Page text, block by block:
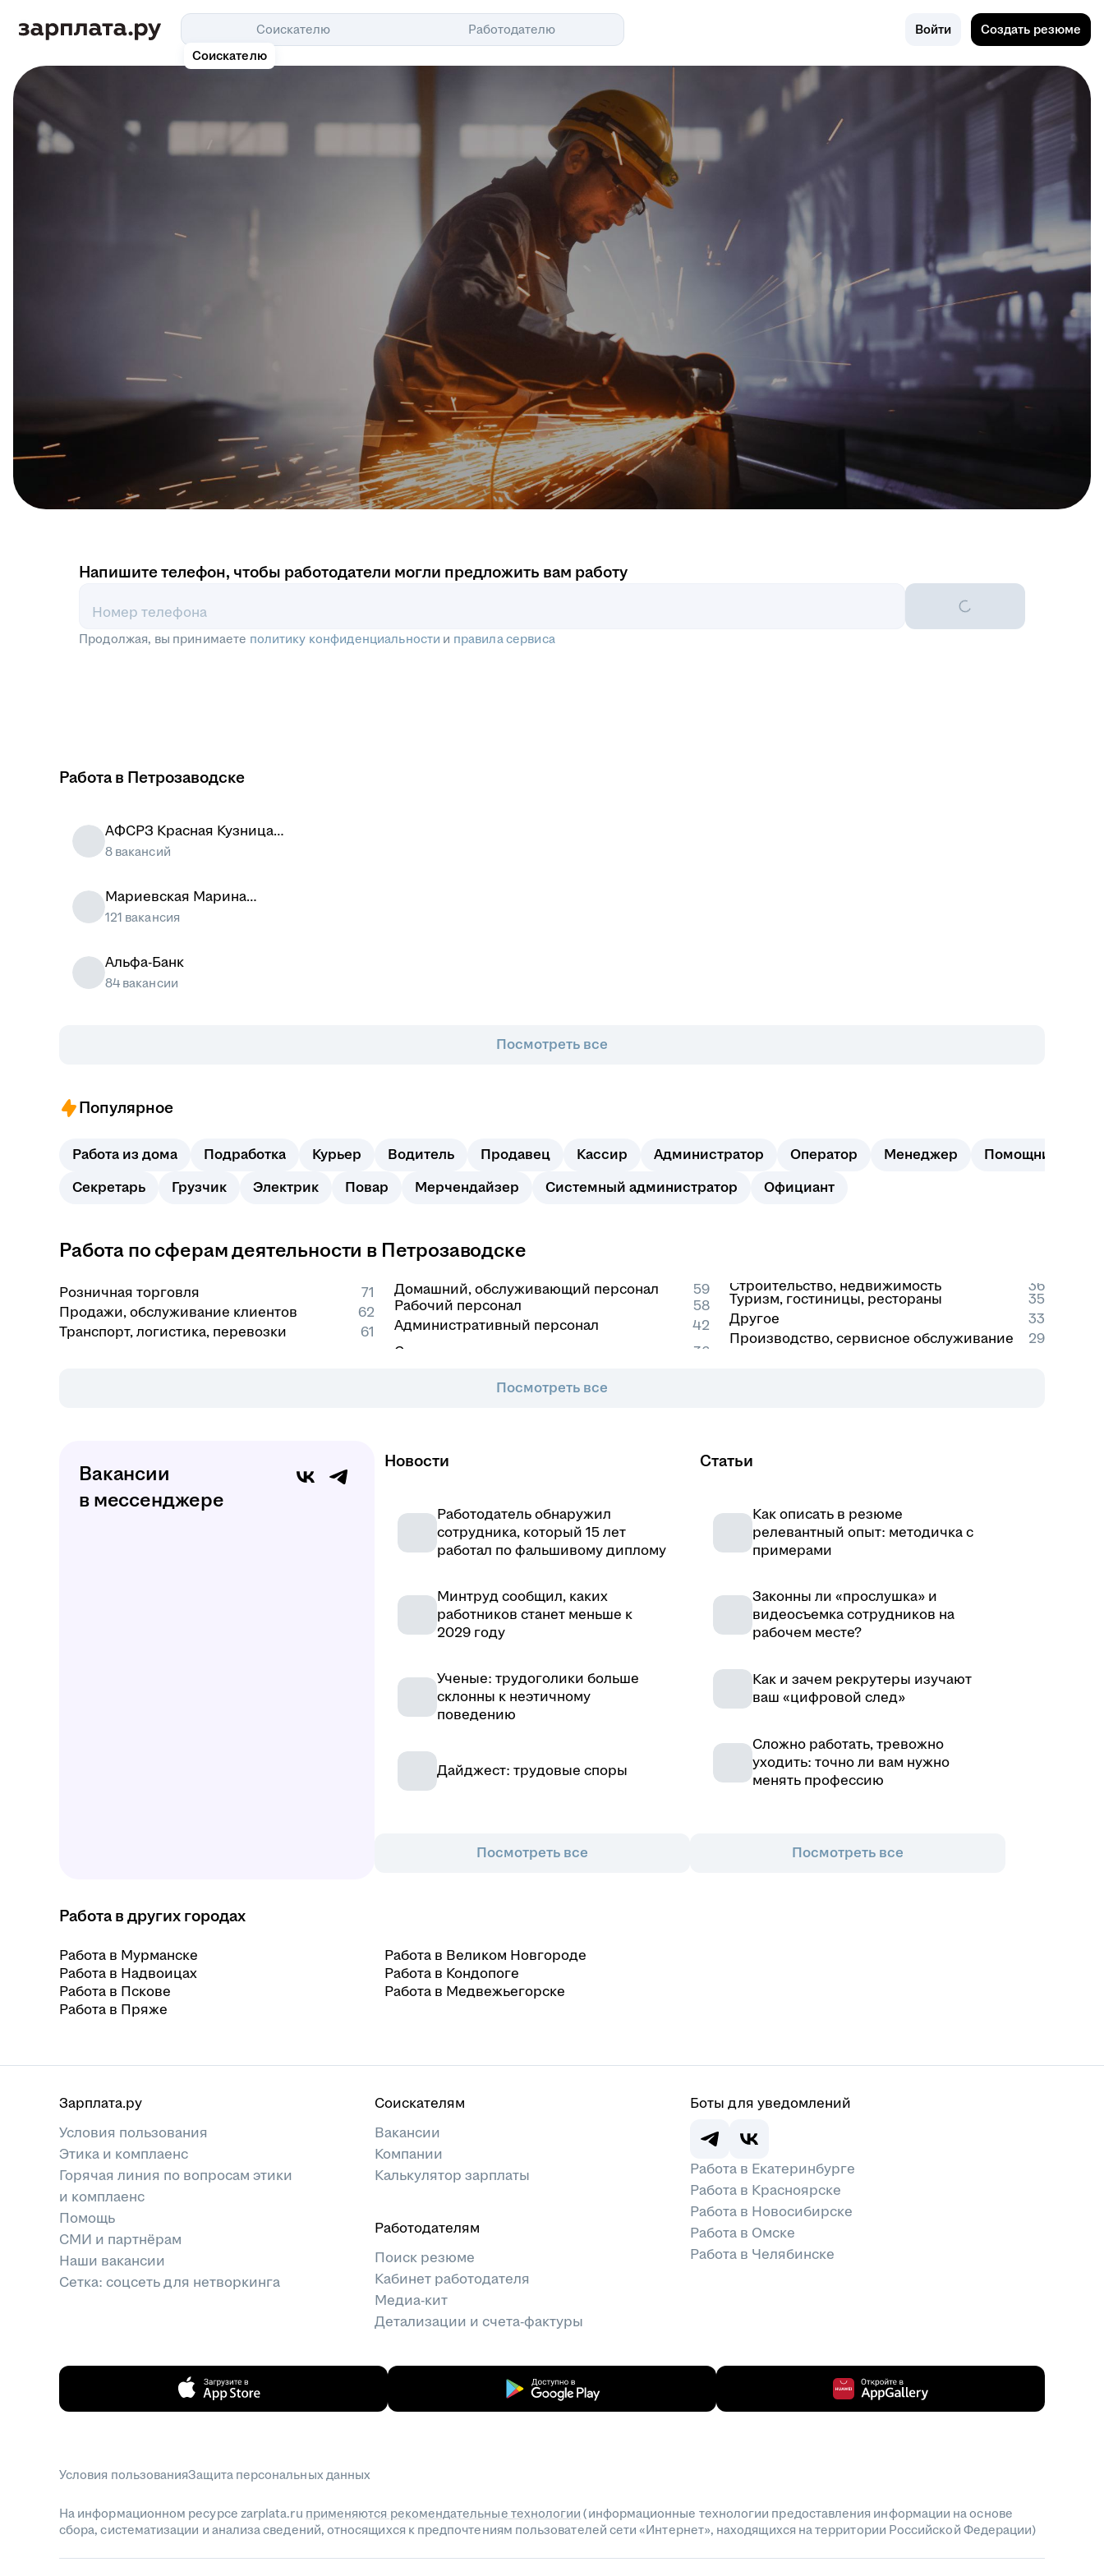
Соискателю
Соискателю
Работодателю Войти Создать резюме
Напишите телефон, чтобы работодатели могли предложить вам работу
Номер телефона
Продолжая, вы принимаете политику конфиденциальности и правила сервиса
Работа в Петрозаводске
АФСРЗ Красная Кузница
АО ЦС Звездочка
8 вакансий
Мариевская Марина
Олеговна
121 вакансия
Альфа-Банк
84 вакансии
Посмотреть все
Популярное
Работа из дома Подработка Курьер Водитель Продавец Кассир Администратор Оператор Менеджер Помощник
Секретарь Грузчик Электрик Повар Мерчендайзер Системный администратор Официант
Работа по сферам деятельности в Петрозаводске
Розничная торговля
71
Продажи, обслуживание клиентов
62
Транспорт, логистика, перевозки
61
Домашний, обслуживающий персонал
59
Рабочий персонал
58
Административный персонал
42
Строительство, недвижимость
36
Туризм, гостиницы, рестораны
35
Другое
33
Производство, сервисное обслуживание
29
Посмотреть все
Вакансии
в мессенджере
Новости
Работодатель обнаружил
сотрудника, который 15 лет
работал по фальшивому диплому
Минтруд сообщил, каких
работников станет меньше к
2029 году
Ученые: трудоголики больше
склонны к неэтичному
поведению
Дайджест: трудовые споры
Посмотреть все
Статьи
Как описать в резюме
релевантный опыт: методичка с
примерами
Законны ли «прослушка» и
видеосъемка сотрудников на
рабочем месте?
Как и зачем рекрутеры изучают
ваш «цифровой след»
Сложно работать, тревожно
уходить: точно ли вам нужно
менять профессию
Посмотреть все
Работа в других городах
Работа в Мурманске
Работа в Великом Новгороде
Работа в Надвоицах
Работа в Кондопоге
Работа в Пскове
Работа в Медвежьегорске
Работа в Пряже
Зарплата.ру
Условия пользования
Этика и комплаенс
Горячая линия по вопросам этики
и комплаенс
Помощь
СМИ и партнёрам
Наши вакансии
Сетка: соцсеть для нетворкинга
Соискателям
Вакансии
Компании
Калькулятор зарплаты
Работодателям
Поиск резюме
Кабинет работодателя
Медиа-кит
Детализации и счета-фактуры
Боты для уведомлений
Работа в Екатеринбурге
Работа в Красноярске
Работа в Новосибирске
Работа в Омске
Работа в Челябинске
Условия пользованияЗащита персональных данных
На информационном ресурсе zarplata.ru применяются рекомендательные технологии (информационные технологии предоставления информации на основе
сбора, систематизации и анализа сведений, относящихся к предпочтениям пользователей сети «Интернет», находящихся на территории Российской Федерации)